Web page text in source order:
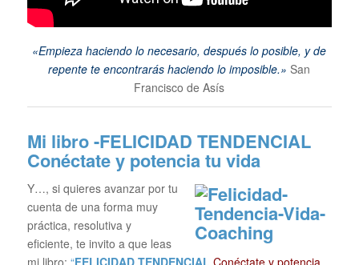
«Empieza haciendo lo necesario, después lo posible, y de
repente te encontrarás haciendo lo imposible.» San
Francisco de Asís
Mi libro -FELICIDAD TENDENCIAL
Conéctate y potencia tu vida
Y…, si quieres avanzar por tu
cuenta de una forma muy
práctica, resolutiva y
eficiente, te invito a que leas
mi libro: “FELICIDAD TENDENCIAL Conéctate y potencia